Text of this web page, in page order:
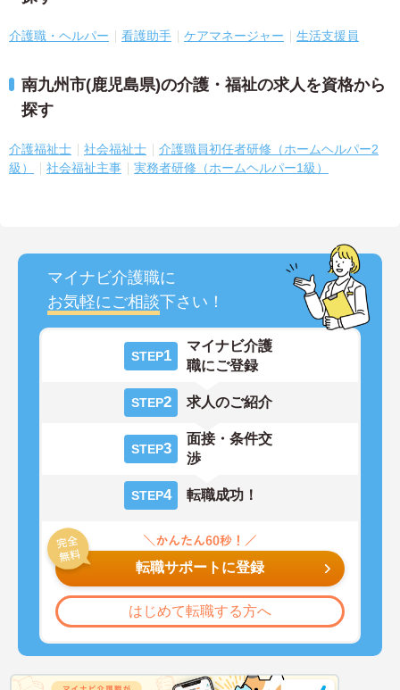
介護職・ヘルパー 看護助手 ケアマネージャー 生活支援員
南九州市(鹿児島県)の介護・福祉の求人を資格から
探す
介護福祉士 社会福祉士
介護職員初任者研修（ホームヘルパー2
級）
社会福祉主事 実務者研修（ホームヘルパー1級）
マイナビ介護職に
お気軽にご相談下さい！
STEP1
マイナビ介護
職にご登録
STEP2 求人のご紹介
STEP3
面接・条件交
渉
STEP4 転職成功！
転職サポートに登録
はじめて転職する方へ